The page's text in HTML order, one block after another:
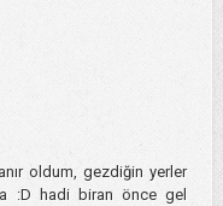
oldum, gezdiğin yerler
:D hadi biran önce gel